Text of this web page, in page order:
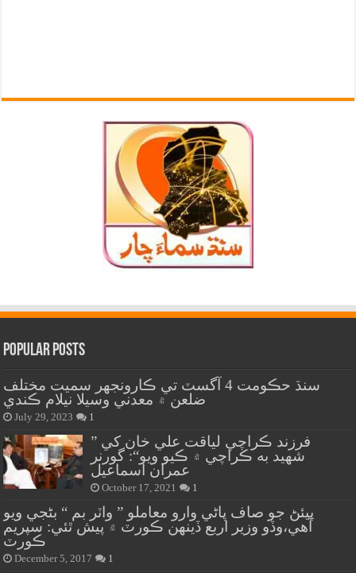
Popular Posts
سنڌ حڪومت 4 آگسٽ تي ڪارونجهر سميت مختلف
ضلعن ۾ معدني وسيلا نيلام ڪندي
July 29, 2023 1
” فرزند ڪراچي لياقت علي خان کي
شهيد به ڪراچي ۾ ڪيو ويو“: گورنر
عمران اسماعيل
October 17, 2021 1
پيئڻ جو صاف پاڻي وارو معاملو ” واٽر بم “ بڻجي ويو
آهي،وڏو وزير اربع ڏينهن ڪورٽ ۾ پيش ٿئي: سپريم
ڪورٽ
December 5, 2017 1